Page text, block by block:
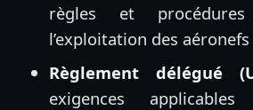
règles et
l’exploitation des
Règlement délégué
exigences